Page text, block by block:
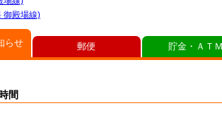
御殿場線)
らせ
間
郵便 貯金・ＡＴ